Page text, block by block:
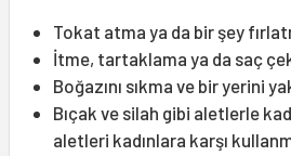
Tokat atma ya da bir şey
İtme, tartaklama ya da saç
Boğazını sıkma ve bir yerini
Bıçak ve silah gibi aletlerle
aletleri kadınlara karşı